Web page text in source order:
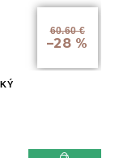
60.60 €
–28 %